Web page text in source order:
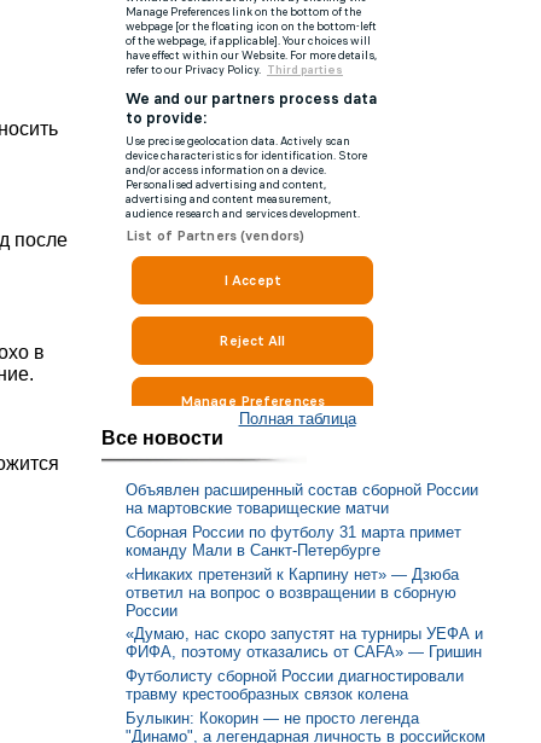
после
в
Полная таблица
Все новости
Объявлен расширенный состав сборной России
на мартовские товарищеские матчи
Сборная России по футболу 31 марта примет
команду Мали в Санкт-Петербурге
«Никаких претензий к Карпину нет» — Дзюба
ответил на вопрос о возвращении в сборную
России
«Думаю, нас скоро запустят на турниры УЕФА и
ФИФА, поэтому отказались от CAFA» — Гришин
Футболисту сборной России диагностировали
травму крестообразных связок колена
Булыкин: Кокорин — не просто легенда
"Динамо", а легендарная личность в российском